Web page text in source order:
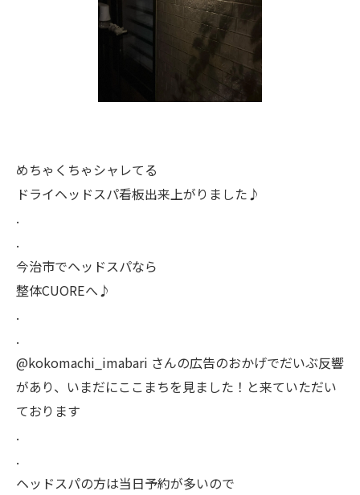
めちゃくちゃシャレてる
ドライヘッドスパ看板出来上がりました♪
.
.
今治市でヘッドスパなら
整体CUOREへ♪
.
.
@kokomachi_imabari さんの広告のおかげでだいぶ反響
があり、いまだにここまちを見ました！と来ていただい
ております
.
.
ヘッドスパの方は当日予約が多いので